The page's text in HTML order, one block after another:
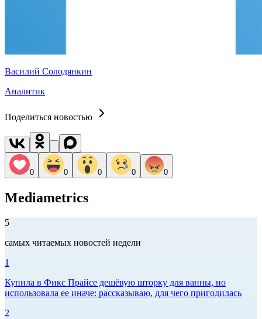
Василий Солодянкин
Аналитик
Поделиться новостью
0 0 0 0 0
Mediametrics
5
самых читаемых новостей недели
1
Купила в Фикс Прайсе дешёвую шторку для ванны, но
использовала ее иначе: рассказываю, для чего пригодилась
2